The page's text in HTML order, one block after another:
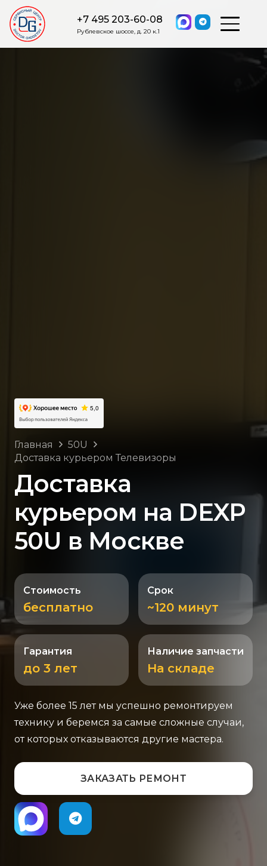
+7 495 203-60-08
Рублевское шоссе, д. 20 к.1
Главная
50U
Доставка курьером Телевизоры
Доставка
курьером на DEXP
50U в Москве
Стоимость
бесплатно
Срок
~120 минут
Гарантия
до 3 лет
Наличие запчасти
На складе
Уже более 15 лет мы успешно ремонтируем
технику и беремся за самые сложные случаи,
от которых отказываются другие мастера.
ЗАКАЗАТЬ РЕМОНТ